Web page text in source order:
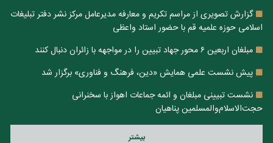
گزارش تصویری از مراسم تکریم و معارفه مدیرعامل مرکز نشر دفتر تبلیغات
اسلامی حوزه علمیه قم با حضور استاد واعظی
مبلغان اربعین ۶ محور جهاد تبیین را در مواجهه با زائران دنبال کنند
پیش نشست علمی همایش «دین، فرهنگ و فناوری» برگزار شد
نشست تبیینی مبلغان و ائمه جماعات اهواز با سخنرانی
حجت‌الاسلام‌والمسلمین پناهیان
بيشتر